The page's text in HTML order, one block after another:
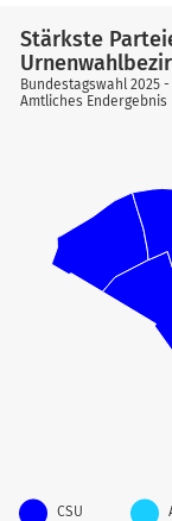
Stärkste
Bundestagswahl 2025
Amtliches Endergebnis
CSU